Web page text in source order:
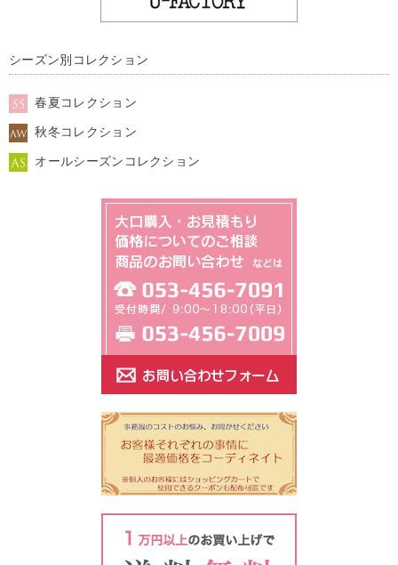
シーズン別コレクション
春夏コレクション
秋冬コレクション
オールシーズンコレクション